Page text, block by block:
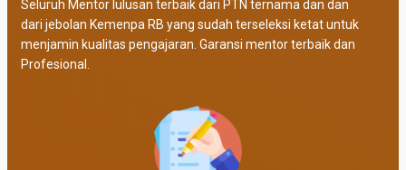
Seluruh Mentor lulusan terbaik dari PTN ternama dan dan
dari jebolan Kemenpa RB yang sudah terseleksi ketat untuk
menjamin kualitas pengajaran. Garansi mentor terbaik dan
Profesional.